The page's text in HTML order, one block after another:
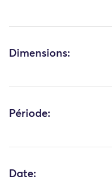
Dimensions:
Période:
Date: